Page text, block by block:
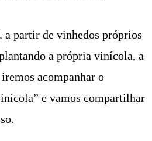
a partir de vinhedos próprios
a própria vinícola, a
acompanhar o
e vamos compartilhar